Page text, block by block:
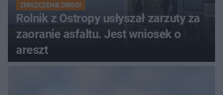
ZNISZCZENIE DROGI
Rolnik z Ostropy usłyszał zarzuty za
zaoranie asfaltu. Jest wniosek o
areszt